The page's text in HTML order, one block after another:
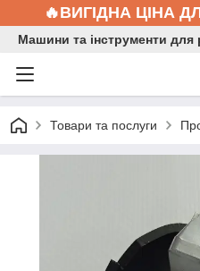
🔥ВИГІДНА ЦІНА
Машини та інструменти для
Товари та послуги